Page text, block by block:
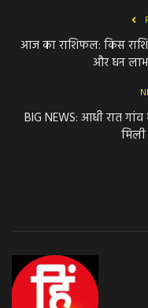
आज का राशिफल: किस
और धन
BIG NEWS: आधी रात